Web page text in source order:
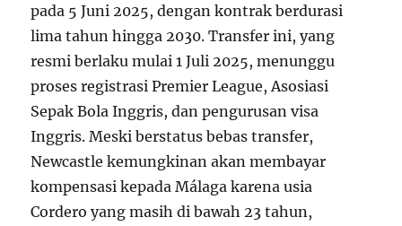
pada 5 Juni 2025, dengan kontrak berdurasi
lima tahun hingga 2030. Transfer ini, yang
resmi berlaku mulai 1 Juli 2025, menunggu
proses registrasi Premier League, Asosiasi
Sepak Bola Inggris, dan pengurusan visa
Inggris. Meski berstatus bebas transfer,
Newcastle kemungkinan akan membayar
kompensasi kepada Málaga karena usia
Cordero yang masih di bawah 23 tahun,